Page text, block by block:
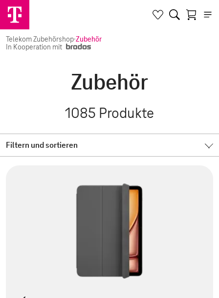
Telekom Zubehörshop·Zubehör
In Kooperation mit
Zubehör
1085 Produkte
Filtern und sortieren